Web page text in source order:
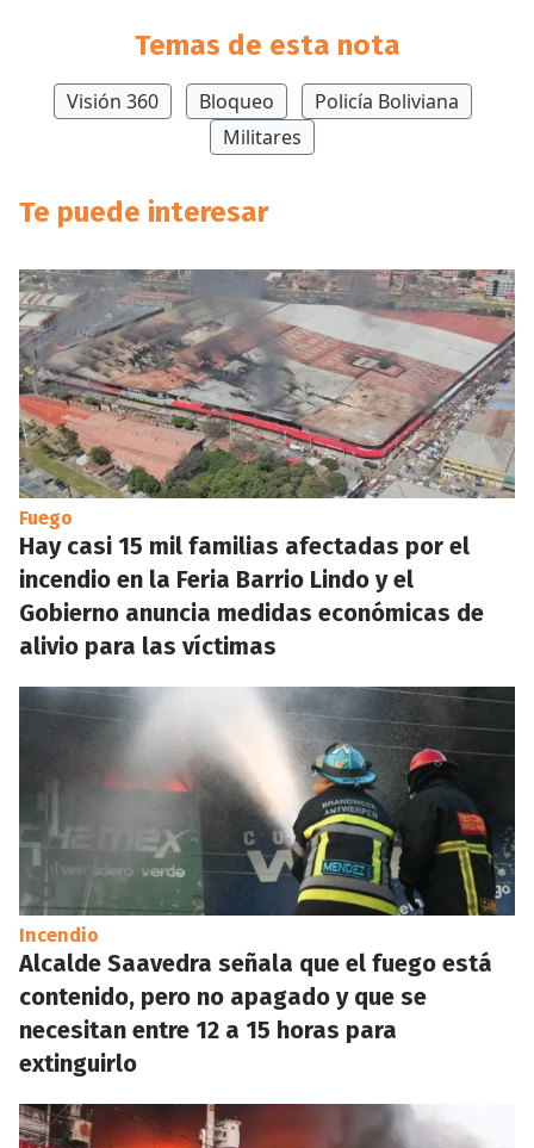
Temas de esta nota
Visión 360 Bloqueo
Policía Boliviana
Militares
Te puede interesar
Fuego
Hay casi 15 mil familias afectadas por el
incendio en la Feria Barrio Lindo y el
Gobierno anuncia medidas económicas de
alivio para las víctimas
Incendio
Alcalde Saavedra señala que el fuego está
contenido, pero no apagado y que se
necesitan entre 12 a 15 horas para
extinguirlo